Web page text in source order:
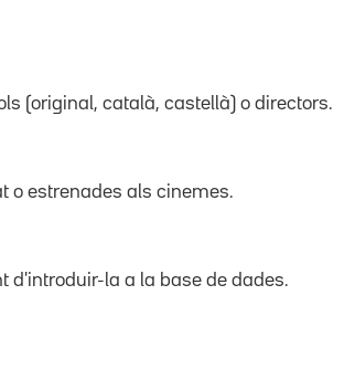
(original, català, castellà) o directors.
o estrenades als cinemes.
d'introduir-la a la base de dades.